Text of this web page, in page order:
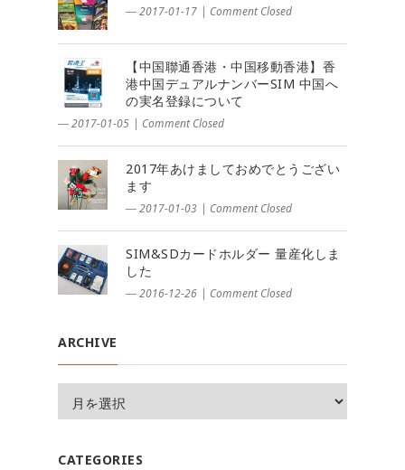
― 2017-01-17 | Comment Closed
【中国聯通香港・中国移動香港】香
港中国デュアルナンバーSIM 中国へ
の実名登録について
― 2017-01-05 | Comment Closed
2017年あけましておめでとうござい
ます
― 2017-01-03 | Comment Closed
SIM&SDカードホルダー 量産化しま
した
― 2016-12-26 | Comment Closed
ARCHIVE
CATEGORIES